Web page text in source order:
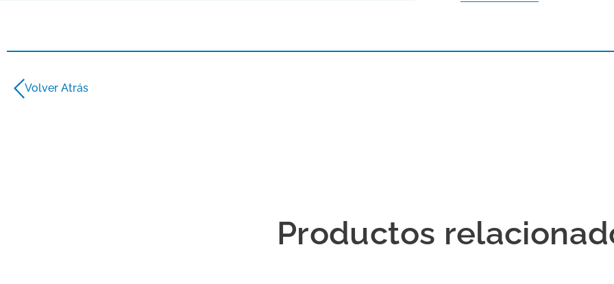
Volver Atrás
Productos